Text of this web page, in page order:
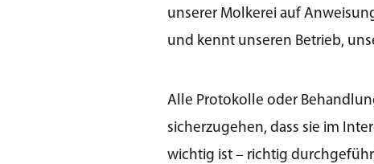
unserer Molkerei auf
und kennt unseren Betrieb,
Alle Protokolle oder
sicherzugehen, dass sie im
wichtig ist – richtig